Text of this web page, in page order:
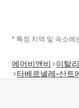
* 특정 지역 및 숙소에
에어비앤비 이탈
타베르넬레-산트